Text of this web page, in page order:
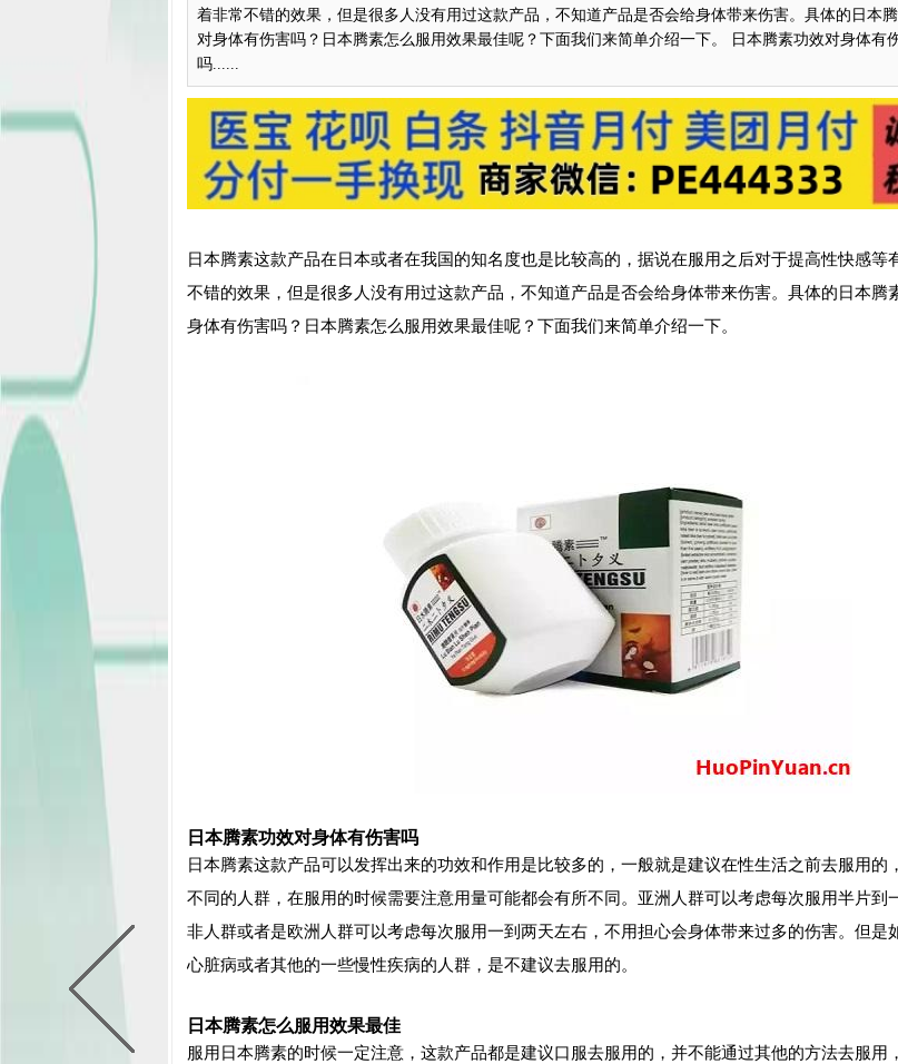
着非常不错的效果，但是很多人没有用过这款产品，不知道产品是否会给身体带来伤害。具体的日本
对身体有伤害吗？日本腾素怎么服用效果最佳呢？下面我们来简单介绍一下。 日本腾素功效对身体有
吗......
日本腾素这款产品在日本或者在我国的知名度也是比较高的，据说在服用之后对于提高性快感等
不错的效果，但是很多人没有用过这款产品，不知道产品是否会给身体带来伤害。具体的日本腾
身体有伤害吗？日本腾素怎么服用效果最佳呢？下面我们来简单介绍一下。
日本腾素功效对身体有伤害吗
日本腾素这款产品可以发挥出来的功效和作用是比较多的，一般就是建议在性生活之前去服用的
不同的人群，在服用的时候需要注意用量可能都会有所不同。亚洲人群可以考虑每次服用半片到
非人群或者是欧洲人群可以考虑每次服用一到两天左右，不用担心会身体带来过多的伤害。但是
心脏病或者其他的一些慢性疾病的人群，是不建议去服用的。
日本腾素怎么服用效果最佳
服用日本腾素的时候一定注意，这款产品都是建议口服去服用的，并不能通过其他的方法去服用